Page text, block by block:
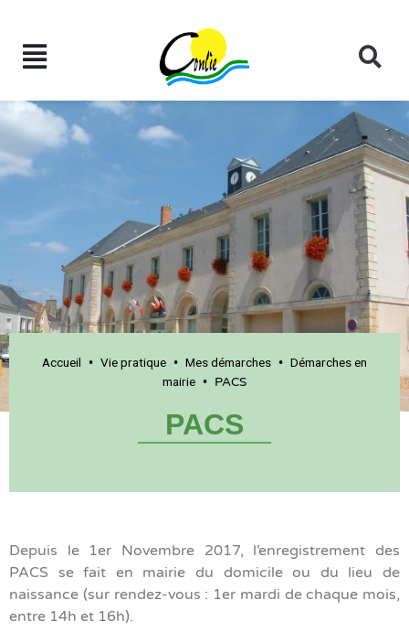
Accueil • Vie pratique • Mes démarches • Démarches en
mairie • PACS
PACS
Depuis le 1er Novembre 2017, l’enregistrement des
PACS se fait en mairie du domicile ou du lieu de
naissance (sur rendez-vous : 1er mardi de chaque mois,
entre 14h et 16h).